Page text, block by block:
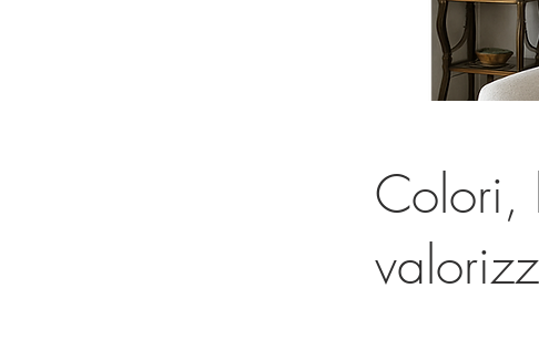
Colori,